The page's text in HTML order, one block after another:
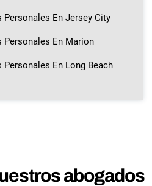
Personales En Jersey City
Personales En Marion
En Long Beach
abogados